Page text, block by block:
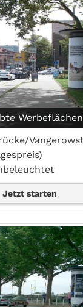
Werbeflächen
Jetzt starten